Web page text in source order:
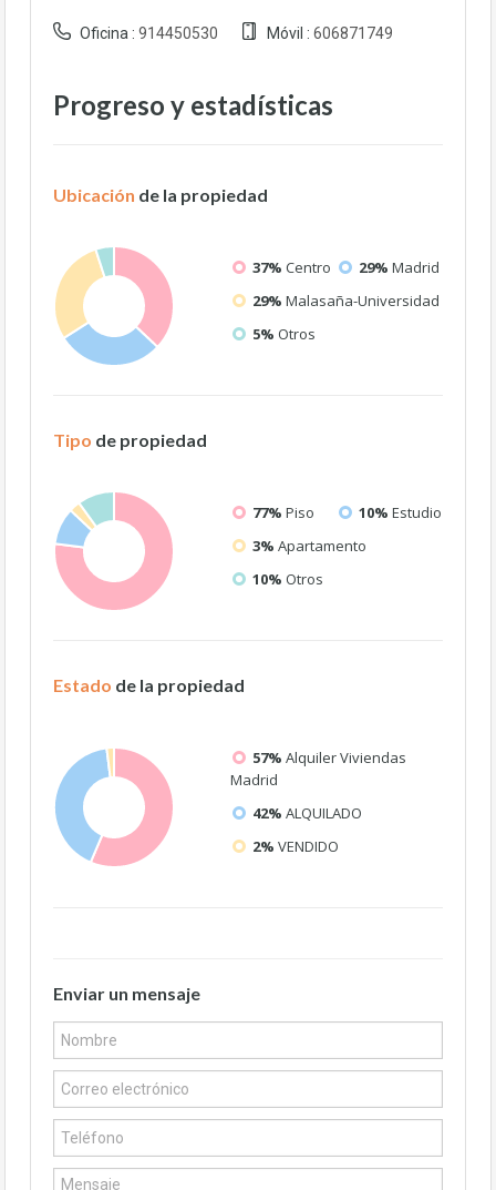
Oficina : 914450530 Móvil : 606871749
Progreso y estadísticas
Ubicación de la propiedad
37% Centro 29% Madrid
29% Malasaña-Universidad
5% Otros
Tipo de propiedad
77% Piso 10% Estudio
3% Apartamento
10% Otros
Estado de la propiedad
57% Alquiler Viviendas
Madrid
42% ALQUILADO
2% VENDIDO
Enviar un mensaje